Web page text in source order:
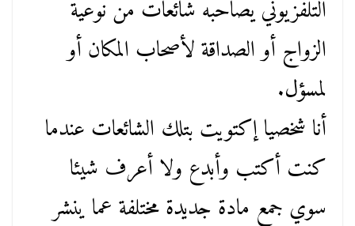
التلفزيوني يصاحبه شائعات من نوعية
الزواج أو الصداقة لأصحاب المكان أو
لمسؤل.
أنا شخصيا إكتويت بتلك الشائعات عندما
كنت أكتب وأبدع ولا أعرف شيئا
سوي جمع مادة جديدة مختلفة عما ينشر